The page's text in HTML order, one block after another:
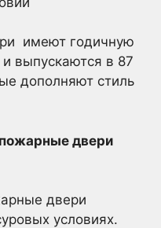
имеют годичную
выпускаются в 87
дополняют стиль
двери
двери
условиях.